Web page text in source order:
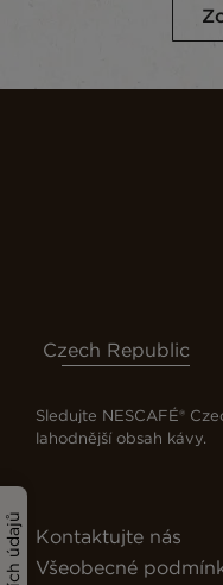
Czech Republic
Sledujte NESCAFÉ®
lahodnější obsah kávy.
Kontaktujte nás
Všeobecné